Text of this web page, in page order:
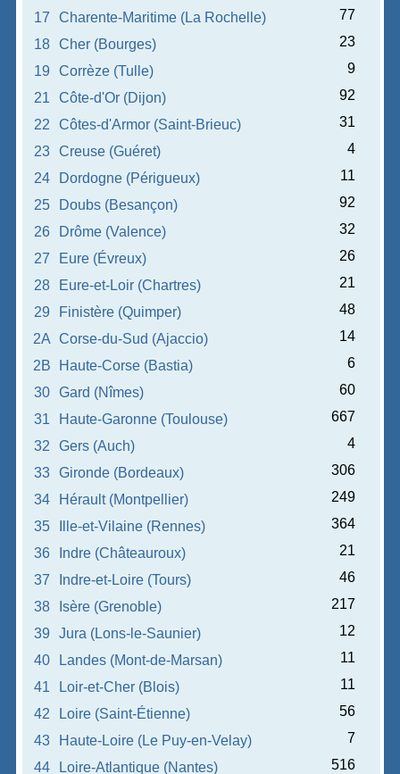
17 Charente-Maritime (La Rochelle)
77
18
Cher (Bourges)
23
19
Corrèze (Tulle)
9
21
Côte-d'Or (Dijon)
92
22
Côtes-d'Armor (Saint-Brieuc)
31
23
Creuse (Guéret)
4
24
Dordogne (Périgueux)
11
25
Doubs (Besançon)
92
26
Drôme (Valence)
32
27
Eure (Évreux)
26
28
Eure-et-Loir (Chartres)
21
29
Finistère (Quimper)
48
2A Corse-du-Sud (Ajaccio)
14
2B
Haute-Corse (Bastia)
6
30
Gard (Nîmes)
60
31
Haute-Garonne (Toulouse)
667
32
Gers (Auch)
4
33
Gironde (Bordeaux)
306
34
Hérault (Montpellier)
249
35
Ille-et-Vilaine (Rennes)
364
36
Indre (Châteauroux)
21
37
Indre-et-Loire (Tours)
46
38
Isère (Grenoble)
217
39
Jura (Lons-le-Saunier)
12
40
Landes (Mont-de-Marsan)
11
41
Loir-et-Cher (Blois)
11
42
Loire (Saint-Étienne)
56
43
Haute-Loire (Le Puy-en-Velay)
7
44
Loire-Atlantique (Nantes)
516